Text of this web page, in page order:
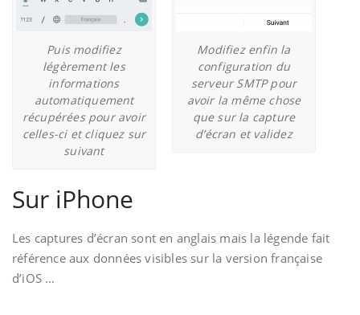
Puis modifiez
légèrement les
informations
automatiquement
récupérées pour avoir
celles-ci et cliquez sur
suivant
Modifiez enfin la
configuration du
serveur SMTP pour
avoir la même chose
que sur la capture
d’écran et validez
Sur iPhone
Les captures d’écran sont en anglais mais la légende fait
référence aux données visibles sur la version française
d’iOS …